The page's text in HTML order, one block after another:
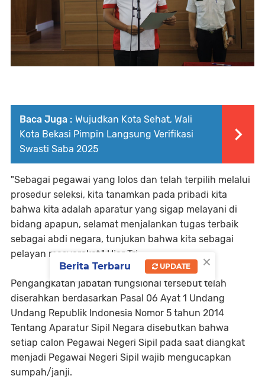
Baca Juga : Wujudkan Kota Sehat, Wali
Kota Bekasi Pimpin Langsung Verifikasi
Swasti Saba 2025
"Sebagai pegawai yang lolos dan telah terpilih melalui
prosedur seleksi, kita tanamkan pada pribadi kita
bahwa kita adalah aparatur yang sigap melayani di
bidang apapun, selamat menjalankan tugas terbaik
sebagai abdi negara, tunjukan bahwa kita sebagai
pelayan masyarakat." Ujar Tri.
Pengangkatan jabatan fungsional tersebut telah
diserahkan berdasarkan Pasal 06 Ayat 1 Undang
Undang Republik Indonesia Nomor 5 tahun 2014
Tentang Aparatur Sipil Negara disebutkan bahwa
setiap calon Pegawai Negeri Sipil pada saat diangkat
menjadi Pegawai Negeri Sipil wajib mengucapkan
sumpah/janji.
×
Berita Terbaru UPDATE